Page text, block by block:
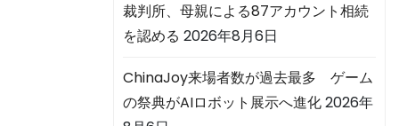
裁判所、母親による87アカウント相続
を認める 2026年8月6日
ChinaJoy来場者数が過去最多 ゲーム
の祭典がAIロボット展示へ進化2026年